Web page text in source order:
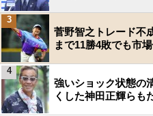
菅野智之トレード不
まで11勝4敗でも市
3
強いショック状態の
くした神田正輝らも
4